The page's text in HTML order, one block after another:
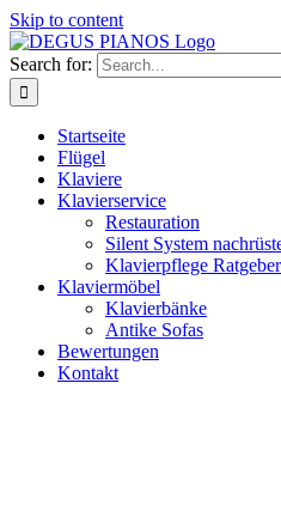
Skip to content
Search for:
Startseite
Flügel
Klaviere
Klavierservice
Restauration
Silent System
Klavierpflege Ratgeber
Klaviermöbel
Klavierbänke
Antike Sofas
Bewertungen
Kontakt